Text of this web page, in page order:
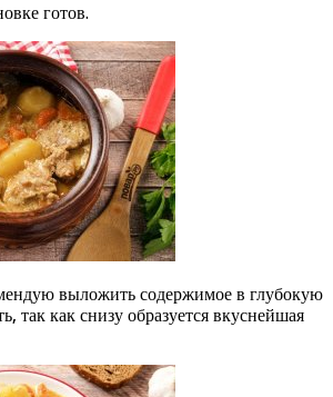
готов.
выложить содержимое в глубокую
так как снизу образуется вкуснейшая